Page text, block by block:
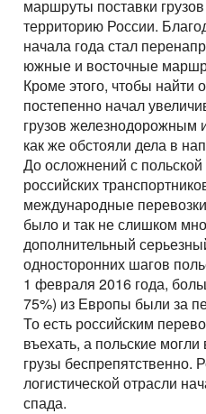
маршруты поставки
территорию России.
начала года стал
южные и восточные
Кроме этого, чтобы найти
постепенно начал
грузов
как же обстояли дела в
До осложнений с польской
российских
международные
было и так не слишком
дополнительный
односторонних шагов
1 февраля 2016 года,
75%) из Европы были за
То есть российским
въехать, а польские
грузы беспрепятственно.
логистической отрасли
спада.